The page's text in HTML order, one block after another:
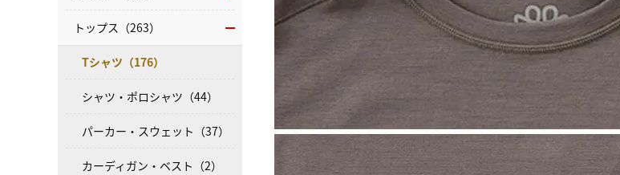
トップス（263）
Tシャツ（176）
シャツ・ポロシャツ（44）
パーカー・スウェット（37）
カーディガン・ベスト（2）